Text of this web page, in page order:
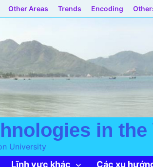
Other Areas Trends Encoding
in the
University
Lĩnh vực khác Các xu